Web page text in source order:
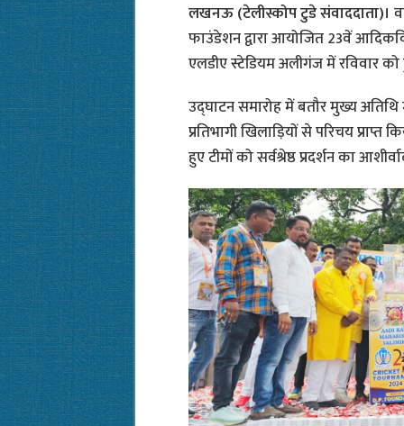
लखनऊ (टेलीस्कोप टुडे संवाददाता)।
फाउंडेशन द्वारा आयोजित 23वें
एलडीए स्टेडियम अलीगंज में रविवार को
उद्घाटन समारोह में बतौर मुख्य अतिथि
प्रतिभागी खिलाड़ियों से परिचय प्राप्त
हुए टीमों को सर्वश्रेष्ठ प्रदर्शन का